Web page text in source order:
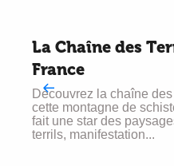
La Chaîne des
France
Découvrez la chaîne
cette montagne de
fait une star des
terrils, manifestation...